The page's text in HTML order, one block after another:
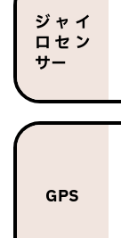
ジャイ
ロセン
サー
GPS